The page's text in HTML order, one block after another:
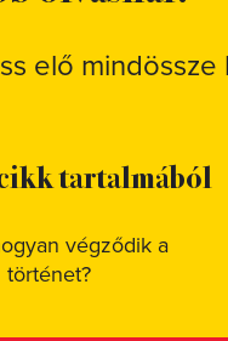
elő
tartalmából
végződik a
történet?